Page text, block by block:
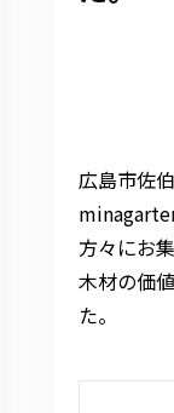
広島市佐
方々にお
木材の価
た。